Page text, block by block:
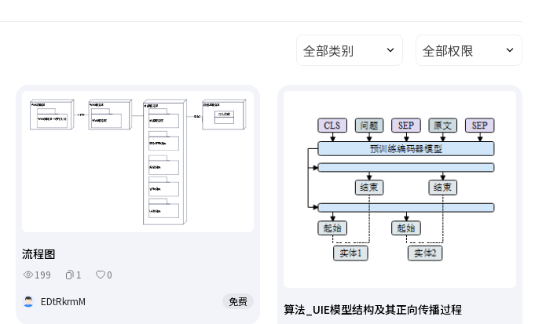
全部类别 全部权限
流程图
199 1
0
EDtRkrmM
免费 算法_UIE模型结构及其正向传播过程